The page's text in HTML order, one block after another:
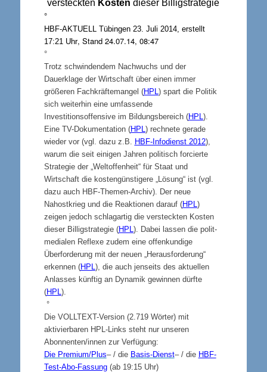
versteckten Kostendieser Billigstrategie
°
HBF-AKTUELL Tübingen 23. Juli 2014, erstellt
17:21 Uhr, Stand 24.07.14, 08:47
°
Trotz schwindendem Nachwuchs und der
Dauerklage der Wirtschaft über einen immer
größeren Fachkräftemangel (HPL ) spart die Politik
sich weiterhin eine umfassende
Investitionsoffensive im Bildungsbereich (HPL ).
Eine TV-Dokumentation (HPL ) rechnete gerade
wieder vor (vgl. dazu z.B. HBF-Infodienst 2012),
warum die seit einigen Jahren politisch forcierte
Strategie der „Weltoffenheit“ für Staat und
Wirtschaft die kostengünstigere „Lösung“ ist (vgl.
dazu auch HBF-Themen-Archiv). Der neue
Nahostkrieg und die Reaktionen darauf (HPL )
zeigen jedoch schlagartig die versteckten Kosten
dieser Billigstrategie (HPL ). Dabei lassen die polit-
medialen Reflexe zudem eine offenkundige
Überforderung mit der neuen „Herausforderung“
erkennen (HPL ), die auch jenseits des aktuellen
Anlasses künftig an Dynamik gewinnen dürfte
(HPL ).
°
Die VOLLTEXT-Version (2.719 Wörter) mit
aktivierbaren HPL-Links steht nur unseren
Abonnenten/innen zur Verfügung:
Die Premium/Plus– / die Basis-Dienst– / die HBF-
Test-Abo-Fassung(ab 19:15 Uhr)